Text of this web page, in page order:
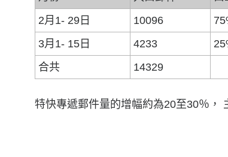
2月1- 29日
10096
3月1- 15日
4233
合共
14329
特快專遞郵件量的增幅約為20至30％，